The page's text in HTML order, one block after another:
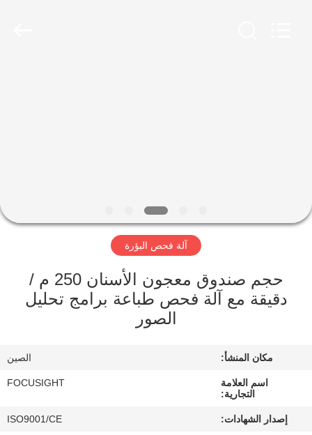
جولة
المعمل
الجودة
آلة فحص البؤرة
حجم صندوق معجون الأسنان 250 م /
دقيقة مع آلة فحص طباعة برامج تحليل
الصور
مكان المنشأ: الصين
اسم العلامة
التجارية:
FOCUSIGHT
إصدار الشهادات: ISO9001/CE